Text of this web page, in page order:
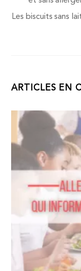
Les biscuits sans
ARTICLES EN